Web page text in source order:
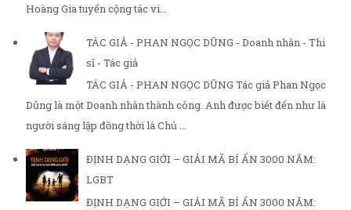
Hoàng Gia tuyển cộng tác vi...
TÁC GIẢ - PHAN NGỌC DŨNG - Doanh nhân - Thi
sĩ - Tác giả
TÁC GIẢ - PHAN NGỌC DŨNG Tác giả Phan Ngọc
Dũng là một Doanh nhân thành công. Anh được biết đến như là
người sáng lập đồng thời là Chủ ...
ĐỊNH DẠNG GIỚI – GIẢI MÃ BÍ ẨN 3000 NĂM:
LGBT
ĐỊNH DẠNG GIỚI – GIẢI MÃ BÍ ẨN 3000 NĂM: